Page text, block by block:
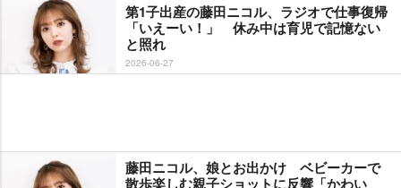
第1子出産の藤田ニコル、ラジオで仕事復帰
「いえーい！」 休み中は育児で記憶ない
と照れ
2026-06-27
藤田ニコル、娘とお出かけ ベビーカーで
散歩楽しむ親子ショットに反響「かわい